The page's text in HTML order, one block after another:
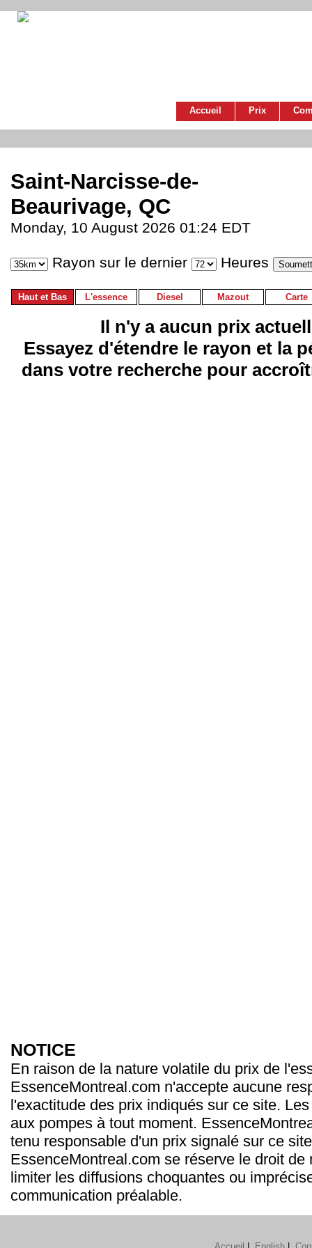
Accueil Prix
Saint-Narcisse-de-
Beaurivage, QC
Monday, 10 August 2026 01:24 EDT
Rayon sur le dernier Heures
Haut et Bas L'essence Diesel Mazout Carte
Il n'y a aucun prix
Essayez d'étendre le rayon et la
dans votre recherche pour
NOTICE
En raison de la nature volatile du prix de
EssenceMontreal.com n'accepte aucune
l'exactitude des prix indiqués sur ce site.
aux pompes à tout moment.
tenu responsable d'un prix signalé sur ce
EssenceMontreal.com se réserve le droit de
limiter les diffusions choquantes ou
communication préalable.